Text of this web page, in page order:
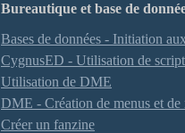
Bureautique et base de
Bases de données - Initiation
CygnusED - Utilisation de
Utilisation de DME
DME - Création de menus et de
Créer un fanzine